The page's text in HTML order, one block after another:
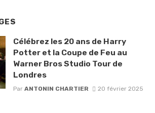
Célébrez les 20 ans de Harry
Potter et la Coupe de Feu au
Warner Bros Studio Tour de
Londres
Par ANTONIN CHARTIER 20 février 2025